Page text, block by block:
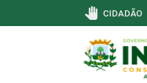
pan_tool CIDADÃO